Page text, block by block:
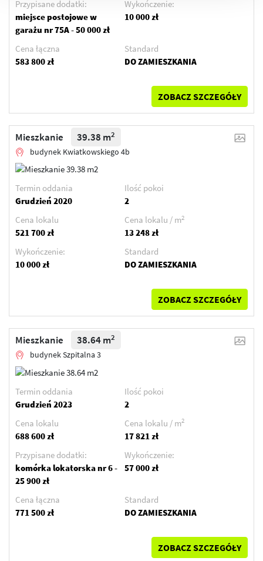
Przypisane dodatki:
miejsce postojowe w
garażu nr 75A - 50 000 zł
Wykończenie:
10 000 zł
Cena łączna
583 800 zł
Standard
DO ZAMIESZKANIA
ZOBACZ SZCZEGÓŁY
Mieszkanie 39.38 m2
budynek Kwiatkowskiego 4b
Termin oddania
Grudzień 2020
Ilość pokoi
2
Cena lokalu
521 700 zł
Cena lokalu / m2
13 248 zł
Wykończenie:
10 000 zł
Standard
DO ZAMIESZKANIA
ZOBACZ SZCZEGÓŁY
Mieszkanie 38.64 m2
budynek Szpitalna 3
Termin oddania
Grudzień 2023
Ilość pokoi
2
Cena lokalu
688 600 zł
Cena lokalu / m2
17 821 zł
Przypisane dodatki:
komórka lokatorska nr 6 -
25 900 zł
Wykończenie:
57 000 zł
Cena łączna
771 500 zł
Standard
DO ZAMIESZKANIA
ZOBACZ SZCZEGÓŁY